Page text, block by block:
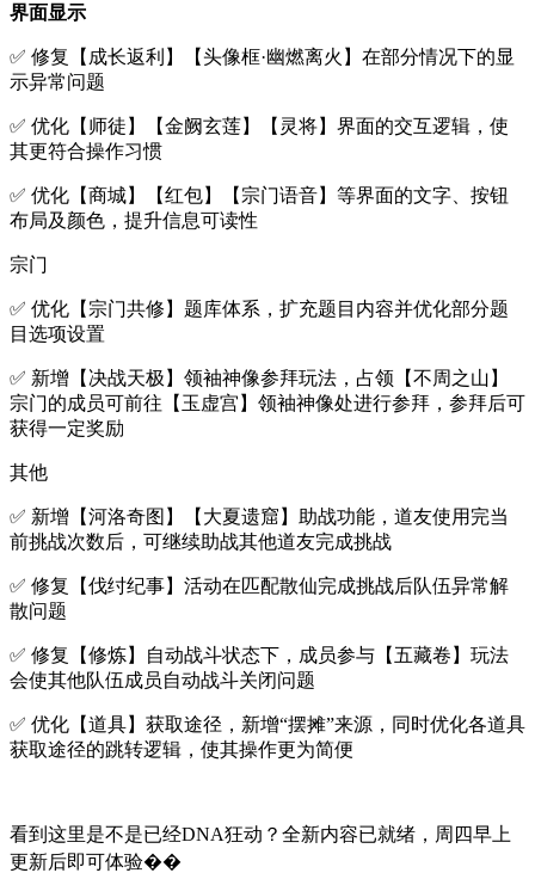
界面显示
✅ 修复【成长返利】【头像框·幽燃离火】在部分情况下的显
示异常问题
✅ 优化【师徒】【金阙玄莲】【灵将】界面的交互逻辑，使
其更符合操作习惯
✅ 优化【商城】【红包】【宗门语音】等界面的文字、按钮
布局及颜色，提升信息可读性
宗门
✅ 优化【宗门共修】题库体系，扩充题目内容并优化部分题
目选项设置
✅ 新增【决战天极】领袖神像参拜玩法，占领【不周之山】
宗门的成员可前往【玉虚宫】领袖神像处进行参拜，参拜后可
获得一定奖励
其他
✅ 新增【河洛奇图】【大夏遗窟】助战功能，道友使用完当
前挑战次数后，可继续助战其他道友完成挑战
✅ 修复【伐纣纪事】活动在匹配散仙完成挑战后队伍异常解
散问题
✅ 修复【修炼】自动战斗状态下，成员参与【五藏卷】玩法
会使其他队伍成员自动战斗关闭问题
✅ 优化【道具】获取途径，新增“摆摊”来源，同时优化各道具
获取途径的跳转逻辑，使其操作更为简便
看到这里是不是已经DNA狂动？全新内容已就绪，周四早上
更新后即可体验��